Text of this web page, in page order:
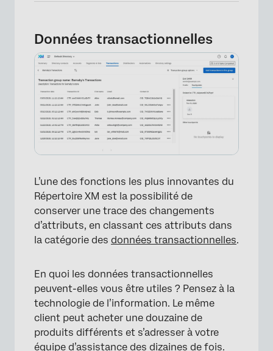
×
Données transactionnelles
L’une des fonctions les plus innovantes du
Répertoire XM est la possibilité de
conserver une trace des changements
d’attributs, en classant ces attributs dans
la catégorie des données transactionnelles.
En quoi les données transactionnelles
peuvent-elles vous être utiles ? Pensez à la
technologie de l’information. Le même
client peut acheter une douzaine de
produits différents et s’adresser à votre
équipe d’assistance des dizaines de fois.